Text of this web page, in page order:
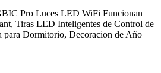
Pro Luces LED WiFi Funcionan
Tiras LED Inteligentes de Control de
Dormitorio, Decoracion de Año